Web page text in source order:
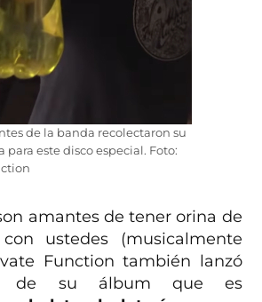
de la banda recolectaron su
para este disco especial. Foto:
amantes de tener orina de
ustedes (musicalmente
Function también lanzó
de su álbum que es